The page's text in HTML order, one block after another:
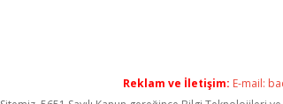
Reklam ve İletişim: E-mail: